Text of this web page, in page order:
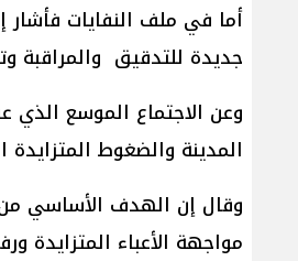
أما في ملف النفايات فأشار
جديدة للتدقيق والمراقبة
وعن الاجتماع الموسع الذي
المدينة والضغوط
وقال إن الهدف الأساسي
مواجهة الأعباء المتزايدة